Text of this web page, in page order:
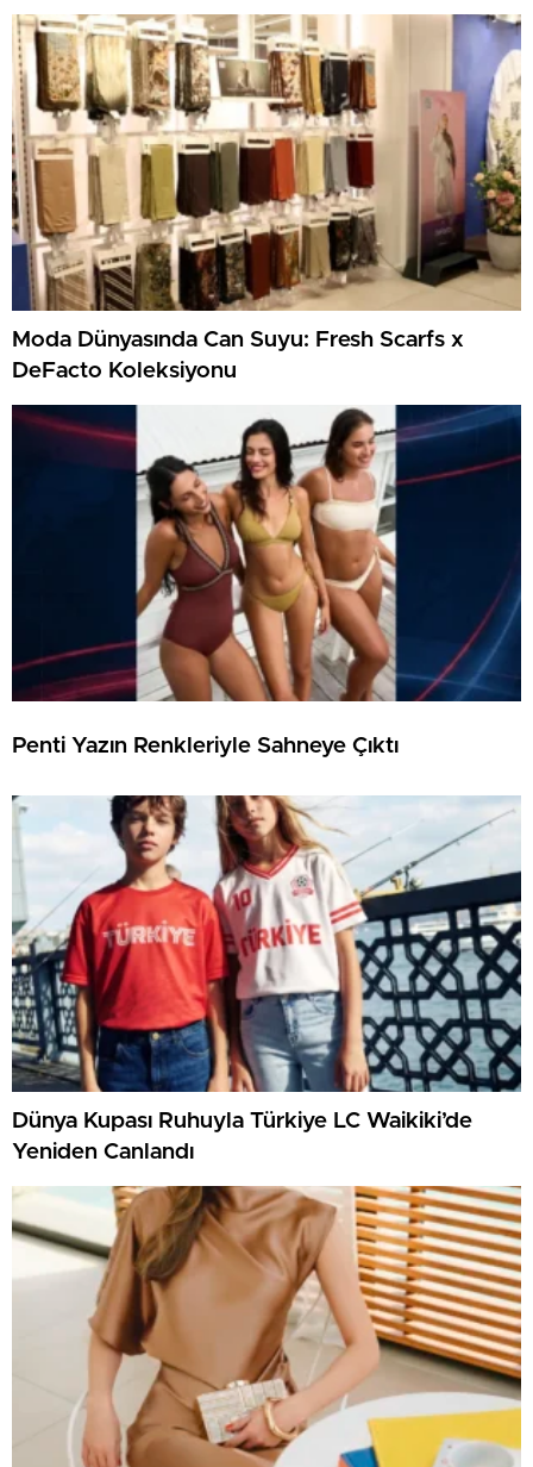
Moda Dünyasında Can Suyu: Fresh Scarfs x
DeFacto Koleksiyonu
Penti Yazın Renkleriyle Sahneye Çıktı
Dünya Kupası Ruhuyla Türkiye LC Waikiki’de
Yeniden Canlandı